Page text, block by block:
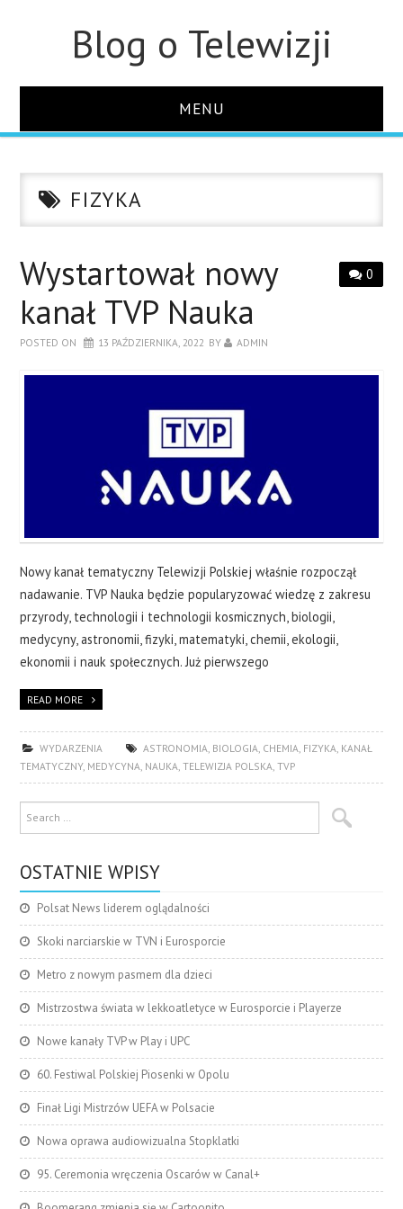
Blog o Telewizji
MENU
O STRONIEFIZYKA
0
Wystartował nowy
kanał TVP Nauka
POSTED ON 13 PAŹDZIERNIKA, 2022 BY ADMIN
Nowy kanał tematyczny Telewizji Polskiej właśnie rozpoczął
nadawanie. TVP Nauka będzie popularyzować wiedzę z zakresu
przyrody, technologii i technologii kosmicznych, biologii,
medycyny, astronomii, fizyki, matematyki, chemii, ekologii,
ekonomii i nauk społecznych. Już pierwszego
READ MORE
WYDARZENIA ASTRONOMIA, BIOLOGIA, CHEMIA, FIZYKA, KANAŁ
TEMATYCZNY, MEDYCYNA, NAUKA,TELEWIZJA POLSKA,TVP
OSTATNIE WPISY
Polsat News liderem oglądalności
Skoki narciarskie w TVN i Eurosporcie
Metro z nowym pasmem dla dzieci
Mistrzostwa świata w lekkoatletyce w Eurosporcie i Playerze
Nowe kanały TVP w Play i UPC
60. Festiwal Polskiej Piosenki w Opolu
Finał Ligi Mistrzów UEFA w Polsacie
Nowa oprawa audiowizualna Stopklatki
95. Ceremonia wręczenia Oscarów w Canal+